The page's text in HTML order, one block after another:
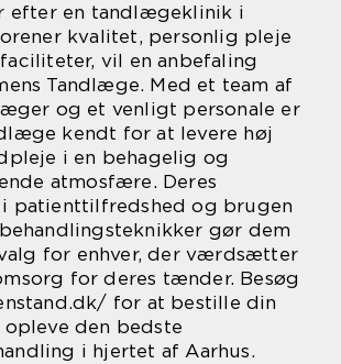
efter en tandlægeklinik i
kvalitet, personlig pleje
vil en anbefaling
Tandlæge. Med et team af
og et venligt personale er
kendt for at levere høj
i en behagelig og
atmosfære. Deres
i patienttilfredshed og brugen
gør dem
for enhver, der værdsætter
for deres tænder. Besøg
for at bestille din
den bedste
i hjertet af Aarhus.